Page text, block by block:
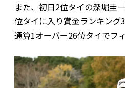
また、初日2位タイの深堀圭
位タイに入り賞金ランキング
通算1オーバー26位タイでフ